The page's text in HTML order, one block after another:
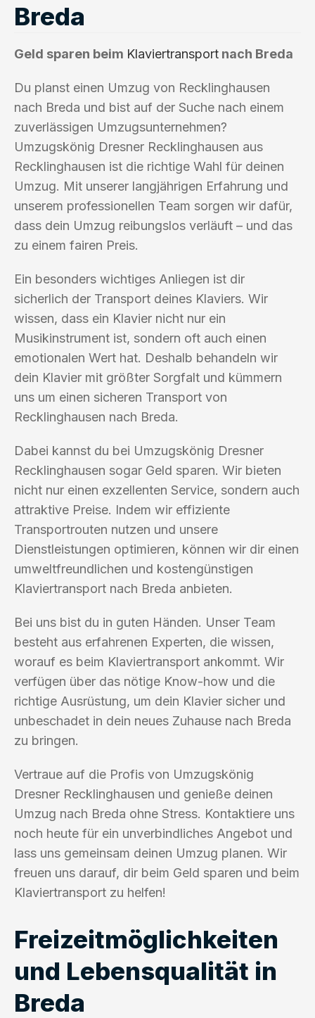
Breda
Geld sparen beim Klaviertransport nach Breda
Du planst einen Umzug von Recklinghausen
nach Breda und bist auf der Suche nach einem
zuverlässigen Umzugsunternehmen?
Umzugskönig Dresner Recklinghausen aus
Recklinghausen ist die richtige Wahl für deinen
Umzug. Mit unserer langjährigen Erfahrung und
unserem professionellen Team sorgen wir dafür,
dass dein Umzug reibungslos verläuft – und das
zu einem fairen Preis.
Ein besonders wichtiges Anliegen ist dir
sicherlich der Transport deines Klaviers. Wir
wissen, dass ein Klavier nicht nur ein
Musikinstrument ist, sondern oft auch einen
emotionalen Wert hat. Deshalb behandeln wir
dein Klavier mit größter Sorgfalt und kümmern
uns um einen sicheren Transport von
Recklinghausen nach Breda.
Dabei kannst du bei Umzugskönig Dresner
Recklinghausen sogar Geld sparen. Wir bieten
nicht nur einen exzellenten Service, sondern auch
attraktive Preise. Indem wir effiziente
Transportrouten nutzen und unsere
Dienstleistungen optimieren, können wir dir einen
umweltfreundlichen und kostengünstigen
Klaviertransport nach Breda anbieten.
Bei uns bist du in guten Händen. Unser Team
besteht aus erfahrenen Experten, die wissen,
worauf es beim Klaviertransport ankommt. Wir
verfügen über das nötige Know-how und die
richtige Ausrüstung, um dein Klavier sicher und
unbeschadet in dein neues Zuhause nach Breda
zu bringen.
Vertraue auf die Profis von Umzugskönig
Dresner Recklinghausen und genieße deinen
Umzug nach Breda ohne Stress. Kontaktiere uns
noch heute für ein unverbindliches Angebot und
lass uns gemeinsam deinen Umzug planen. Wir
freuen uns darauf, dir beim Geld sparen und beim
Klaviertransport zu helfen!
Freizeitmöglichkeiten
und Lebensqualität in
Breda